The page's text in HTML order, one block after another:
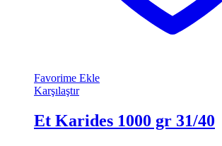
Favorime Ekle
Karşılaştır
Et Karides 1000 gr 31/40